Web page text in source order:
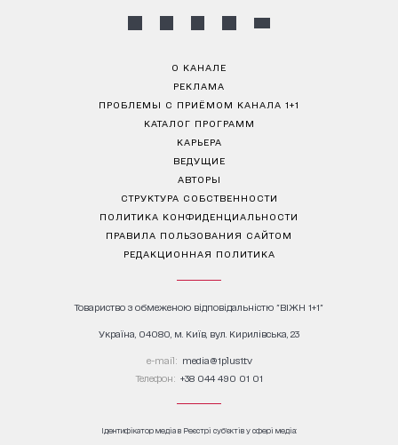
О КАНАЛЕ
РЕКЛАМА
ПРОБЛЕМЫ С ПРИЁМОМ КАНАЛА 1+1
КАТАЛОГ ПРОГРАММ
КАРЬЕРА
ВЕДУЩИЕ
АВТОРЫ
СТРУКТУРА СОБСТВЕННОСТИ
ПОЛИТИКА КОНФИДЕНЦИАЛЬНОСТИ
ПРАВИЛА ПОЛЬЗОВАНИЯ САЙТОМ
РЕДАКЦИОННАЯ ПОЛИТИКА
Товариство з обмеженою відповідальністю "ВІЖН 1+1"
Україна, 04080, м. Київ, вул. Кирилівська, 23
е-mail: media@1plus1.tv
Телефон: +38 044 490 01 01
Ідентифікатор медіа в Реєстрі суб’єктів у сфері медіа: